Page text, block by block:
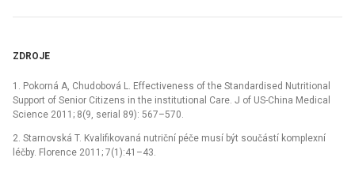
ZDROJE
1. Pokorná A, Chudobová L. Effectiveness of the Standardised Nutritional
Support of Senior Citizens in the institutional Care. J of US-China Medical
Science 2011; 8(9, serial 89): 567–570.
2. Starnovská T. Kvalifikovaná nutriční péče musí být součástí komplexní
léčby. Florence 2011; 7(1):41–43.